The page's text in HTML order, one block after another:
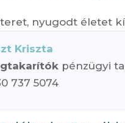
nyugodt életet
Kriszta
pénzügyi
737 5074